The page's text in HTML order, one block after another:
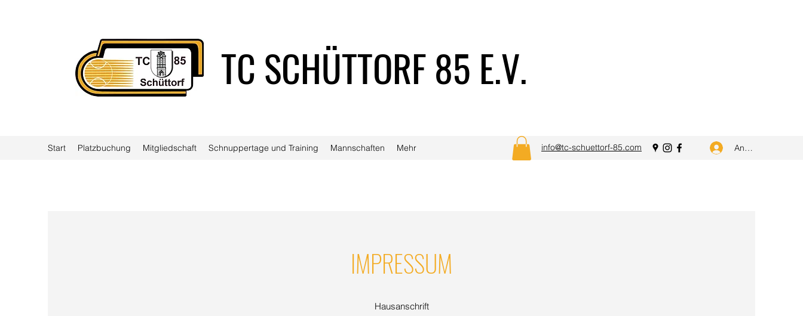
TC SCHÜTTORF 85 E.V.
Start Platzbuchung Mitgliedschaft Schnuppertage und Training Mannschaften Mehr info@tc-schuettorf-85.com Anmelden
IMPRESSUM
Hausanschrift